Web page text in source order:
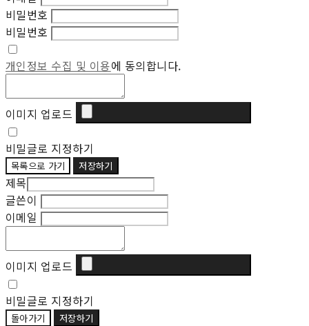
비밀번호
비밀번호
개인정보 수집 및 이용에 동의합니다.
이미지 업로드
비밀글로 지정하기
목록으로 가기 저장하기
제목
글쓴이
이메일
이미지 업로드
비밀글로 지정하기
돌아가기 저장하기